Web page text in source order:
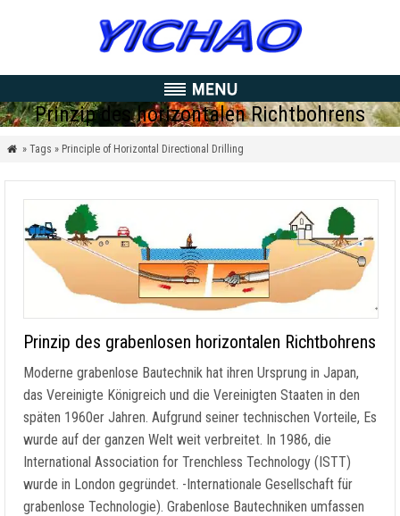
Prinzip des horizontalen Richtbohrens
 » Tags » Principle of Horizontal Directional Drilling
Prinzip des grabenlosen horizontalen Richtbohrens
Moderne grabenlose Bautechnik hat ihren Ursprung in Japan,
das Vereinigte Königreich und die Vereinigten Staaten in den
späten 1960er Jahren. Aufgrund seiner technischen Vorteile, Es
wurde auf der ganzen Welt weit verbreitet. In 1986, die
International Association for Trenchless Technology (ISTT)
wurde in London gegründet. -Internationale Gesellschaft für
grabenlose Technologie). Grabenlose Bautechniken umfassen